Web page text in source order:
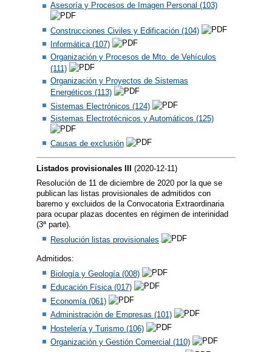
Asesoría y Procesos de Imagen Personal (103)
Construcciones Civiles y Edificación (104)
Informática (107)
Organización y Procesos de Mto. de Vehículos
(111)
Organización y Proyectos de Sistemas
Energéticos (113)
Sistemas Electrónicos (124)
Sistemas Electrotécnicos y Automáticos (125)
Causas de exclusión
Listados provisionales III
(2020-12-11)
Resolución de 11 de diciembre de 2020 por la que se
publican las listas provisionales de admitidos con
baremo y excluidos de la Convocatoria Extraordinaria
para ocupar plazas docentes en régimen de interinidad
(3ª parte).
Resolución listas provisionales
Admitidos:
Biología y Geología (008)
Educación Física (017)
Economía (061)
Administración de Empresas (101)
Hostelería y Turismo (106)
Organización y Gestión Comercial (110)